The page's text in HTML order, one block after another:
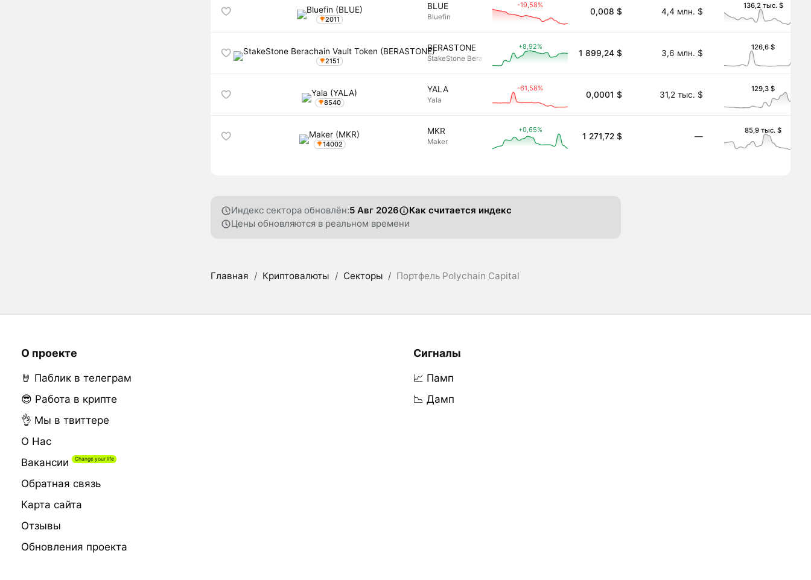
2011
BLUE
Bluefin
-19,58%
0,008 $ 4,4 млн. $
136,2 тыс. $
2151
BERASTONE
StakeStone Berachain Vault Token
+8,92%
1 899,24 $ 3,6 млн. $
126,6 $
8540
YALA
Yala
-61,58%
0,0001 $ 31,2 тыс. $
129,3 $
14002
MKR
Maker
+0,65%
1 271,72 $ ―
85,9 тыс. $
Индекс сектора обновлён:5 Авг 2026
Как считается индекс
Цены обновляются в реальном времени
Главная / Криптовалюты / Секторы / Портфель Polychain Capital
О проекте
🤘 Паблик в телеграм
😎 Работа в крипте
👌 Мы в твиттере
О Нас
Вакансии
Обратная связь
Карта сайта
Отзывы
Обновления проекта
Сигналы
📈 Памп
📉 Дамп